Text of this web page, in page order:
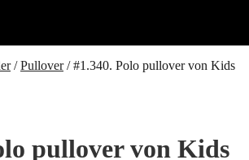
/Pullover/#1.340. Polo pullover von Kids
pullover von Kids